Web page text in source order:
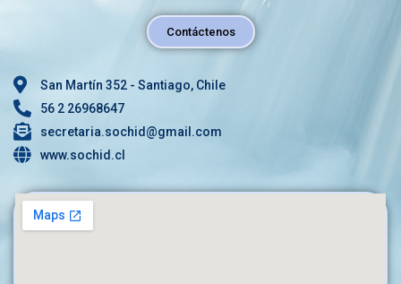
Contáctenos
San Martín 352 - Santiago, Chile
56 2 26968647
secretaria.sochid@gmail.com
www.sochid.cl